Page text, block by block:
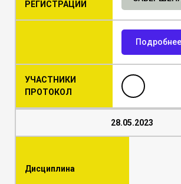
РЕГИСТРАЦИИ
Подробнее
УЧАСТНИКИ
ПРОТОКОЛ
28.05.2023
Дисциплина